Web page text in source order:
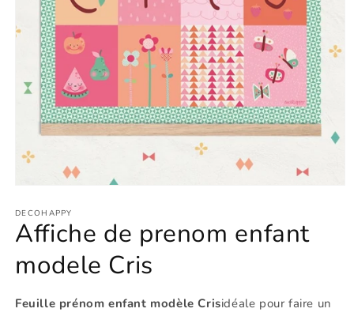
média
dans
fenêtre
modale
DECOHAPPY
Affiche de prenom enfant
modele Cris
Feuille prénom enfant modèle Crisidéale pour faire un